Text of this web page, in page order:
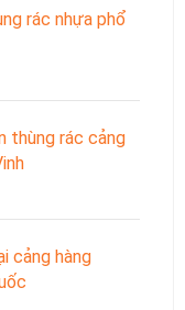
rác nhựa phổ
thùng rác cảng
cảng hàng